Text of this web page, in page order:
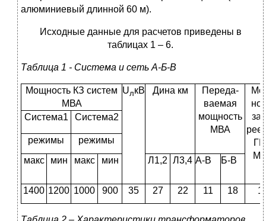
алюминиевый длинной 60 м).
Исходные данные для расчетов приведены в
таблицах 1 – 6.
Таблица 1 - Система и сеть А-Б-В
Мощность КЗ систем
МВА
UлкВ Дина км
Переда-
ваемая
мощность
МВА
Система1 Система2
режимы
режимы
макс
мин макс мин Л1,2 Л3,4 А-В Б-В
1400 1200 1000 900 35 27 22 11 18